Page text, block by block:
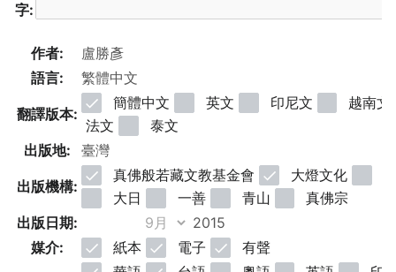
字:
作者:
語言:
翻譯版本:
簡體中文 英文 印尼文
越南文
法文
泰文
出版地:
出版機構:
真佛般若藏文教基金會 大燈文化
大日
一善 青山
真佛宗
出版日期:
媒介:
紙本 電子 有聲